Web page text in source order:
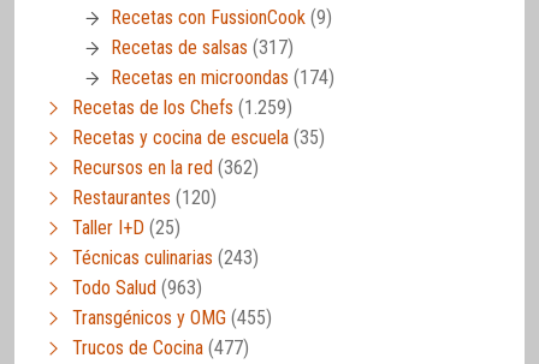
Recetas con FussionCook (9)
Recetas de salsas (317)
Recetas en microondas (174)
Recetas de los Chefs (1.259)
Recetas y cocina de escuela (35)
Recursos en la red (362)
Restaurantes (120)
Taller I+D (25)
Técnicas culinarias (243)
Todo Salud (963)
Transgénicos y OMG (455)
Trucos de Cocina (477)